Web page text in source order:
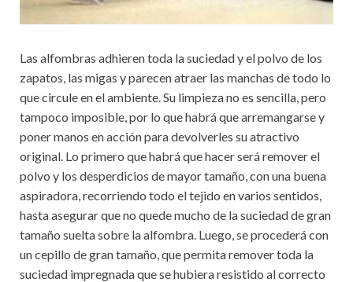
Las alfombras adhieren toda la suciedad y el polvo de los
zapatos, las migas y parecen atraer las manchas de todo lo
que circule en el ambiente. Su limpieza no es sencilla, pero
tampoco imposible, por lo que habrá que arremangarse y
poner manos en acción para devolverles su atractivo
original. Lo primero que habrá que hacer será remover el
polvo y los desperdicios de mayor tamaño, con una buena
aspiradora, recorriendo todo el tejido en varios sentidos,
hasta asegurar que no quede mucho de la suciedad de gran
tamaño suelta sobre la alfombra. Luego, se procederá con
un cepillo de gran tamaño, que permita remover toda la
suciedad impregnada que se hubiera resistido al correcto